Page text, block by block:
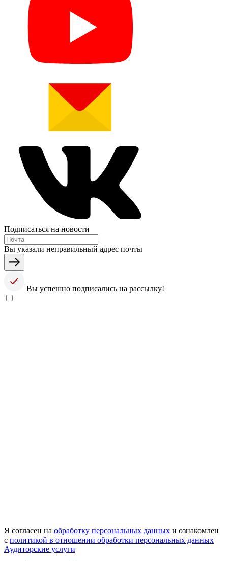
Подписаться на новости
Вы указали неправильный адрес почты
Вы успешно подписались на рассылку!
Я согласен на обработку персональных данных и ознакомлен
с политикой в отношении обработки персональных данных
Аудиторские услуги